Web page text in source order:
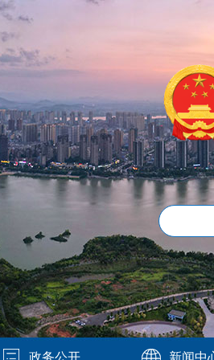
政务公开 新闻中